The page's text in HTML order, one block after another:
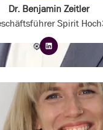
Dr. Benjamin Zeitler
Spirit